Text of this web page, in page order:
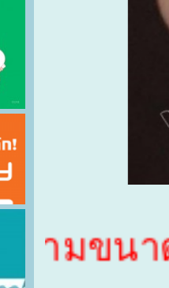
าดที่ต้อ